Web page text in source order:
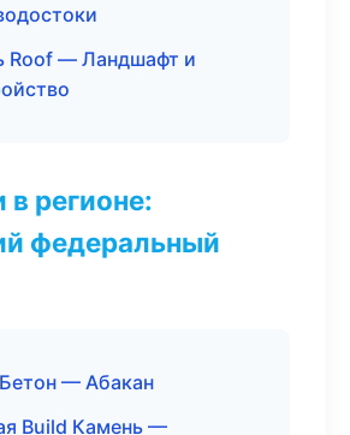
Roof — Ландшафт и
регионе:
федеральный
— Абакан
Build Камень —